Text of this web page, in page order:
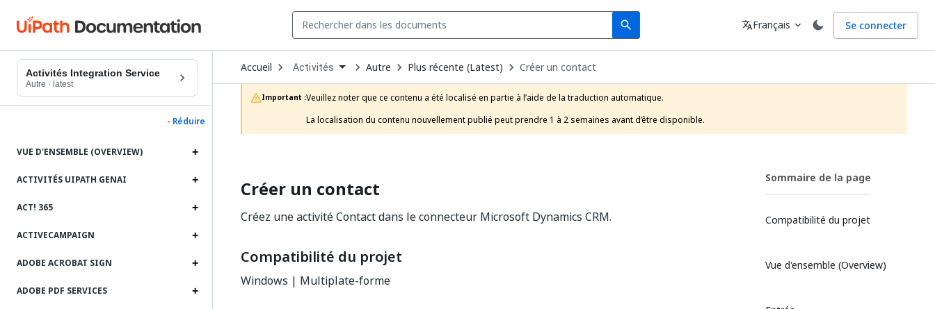
search
Search Langue
translateFrançais expand_more Se connecter
Activités Integration Service
Autre · latest
- Réduire
VUE D'ENSEMBLE (OVERVIEW)
ACTIVITÉS UIPATH GENAI
ACT! 365
ACTIVECAMPAIGN
ADOBE ACROBAT SIGN
ADOBE PDF SERVICES
Accueil Open
Dropdown
to
choose
product
Activités Autre Plus récente (Latest) Créer un contact
Important :Veuillez noter que ce contenu a été localisé en partie à l’aide de la traduction automatique.
La localisation du contenu nouvellement publié peut prendre 1 à 2 semaines avant d’être disponible.
Créer un contact
Créez une activité Contact dans le connecteur Microsoft Dynamics CRM.
Compatibilité du projet
Windows | Multiplate-forme
Sommaire de la page
Compatibilité du projet
Vue d'ensemble (Overview)